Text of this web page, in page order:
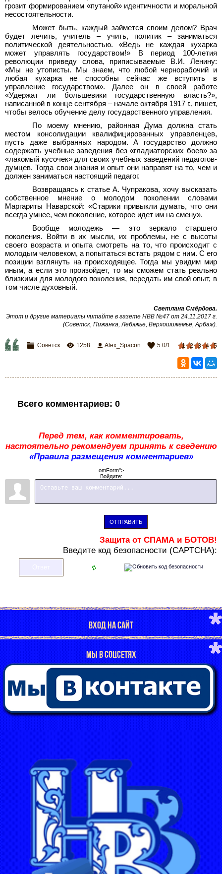
грозит формированием «путаной» идентичности и моральной
несостоятельности.
Может быть, каждый займется своим делом? Врач
будет лечить, учитель – учить, политик – заниматься
политической деятельностью. «Ведь не каждая кухарка
может управлять государством!» В период 100-летия
революции приведу слова, приписываемые В.И. Ленину:
«Мы не утописты. Мы знаем, что любой чернорабочий и
любая кухарка не способны сейчас же вступить в
управление государством». Далее он в своей работе
«Удержат ли большевики государственную власть?»,
написанной в конце сентября – начале октября 1917 г., пишет,
чтобы велось обучение делу государственного управления.
По моему мнению, районная Дума должна стать
местом консолидации квалифицированных управленцев,
пусть даже выбранных народом. А государство должно
содержать учебные заведения без «гладиаторских боев» за
«лакомый кусочек» для своих учебных заведений педагогов-
думцев. Тогда свои знания и опыт они направят на то, чем и
должен заниматься настоящий педагог.
Возвращаясь к статье А. Чупракова, хочу высказать
собственное мнение о молодом поколении словами
Маргариты Наварской: «Старики привыкли думать, что они
всегда умнее, чем поколение, которое идет им на смену».
Вообще молодежь — это зеркало старшего
поколения. Войти в их мысли, их проблемы, не с высоты
своего возраста и опыта смотреть на то, что происходит с
молодым человеком, а попытаться встать рядом с ним. С его
позиции взглянуть на происходящее. Тогда мы увидим мир
иным, а если это произойдет, то мы сможем стать реально
близкими для молодого поколения, передать им свой опыт, в
том числе духовный.
Светлана Смёрдова.
Этот и другие материалы читайте в газете НВВ №47 от 24.11.2017 г.
(Советск, Пижанка, Лебяжье, Верхошижемье, Арбаж)
1 2 3 4 5
Советск 1258 Alex_Spacon 5.0/1
Всего комментариев: 0
Перед тем, как комментировать,
настоятельно рекомендуем принять к сведению
«Правила размещения комментариев»
omForm">
Войдите:
ОТПРАВИТЬ
Защита от СПАМА и БОТОВ!
Введите код безопасности (CAPTCHA):
ВХОД НА САЙТ
МЫ В СОЦСЕТЯХ